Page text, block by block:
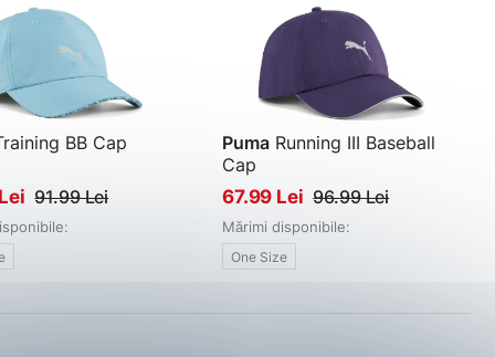
BB Cap
91.99 Lei
Puma Running III Baseball
Cap
Șapcă
67.99 Lei 96.99 Lei
Mărimi disponibile:
One Size